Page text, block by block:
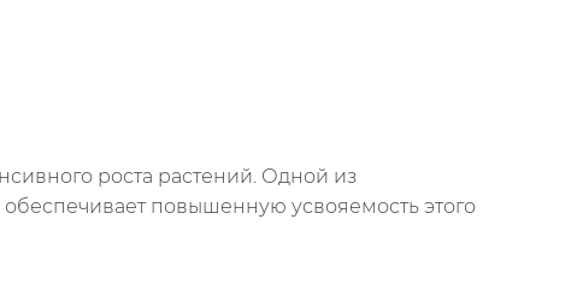
роста растений. Одной из
повышенную усвояемость этого